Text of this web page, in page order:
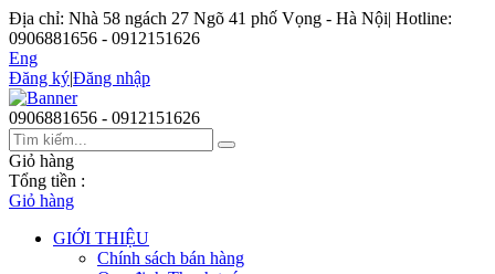
Địa chỉ: Nhà 58 ngách 27 Ngõ 41 phố Vọng - Hà Nội| Hotline:
0906881656 - 0912151626
Eng
Đăng ký|Đăng nhập
0906881656 - 0912151626
Giỏ hàng
Tổng tiền :
Giỏ hàng
GIỚI THIỆU
Chính sách bán hàng